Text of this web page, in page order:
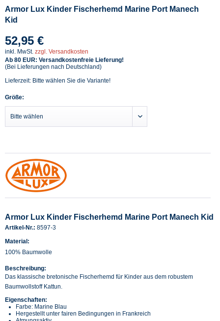
Armor Lux Kinder Fischerhemd Marine Port Manech
Kid
52,95 €
inkl. MwSt. zzgl. Versandkosten
Ab 80 EUR: Versandkostenfreie Lieferung!
(Bei Lieferungen nach Deutschland)
Lieferzeit: Bitte wählen Sie die Variante!
Größe:
Armor Lux Kinder Fischerhemd Marine Port Manech Kid
Artikel-Nr.: 8597-3
Material:
100% Baumwolle
Beschreibung:
Das klassische bretonische Fischerhemd für Kinder aus dem robustem
Baumwollstoff Kattun.
Eigenschaften:
Farbe: Marine Blau
Hergestellt unter fairen Bedingungen in Frankreich